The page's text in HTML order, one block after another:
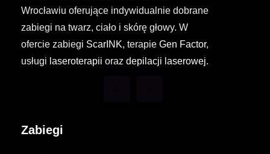
Wrocławiu oferujące indywidualnie dobrane
zabiegi na twarz, ciało i skórę głowy. W
ofercie zabiegi ScarINK, terapie Gen Factor,
usługi laseroterapii oraz depilacji laserowej.
Zabiegi